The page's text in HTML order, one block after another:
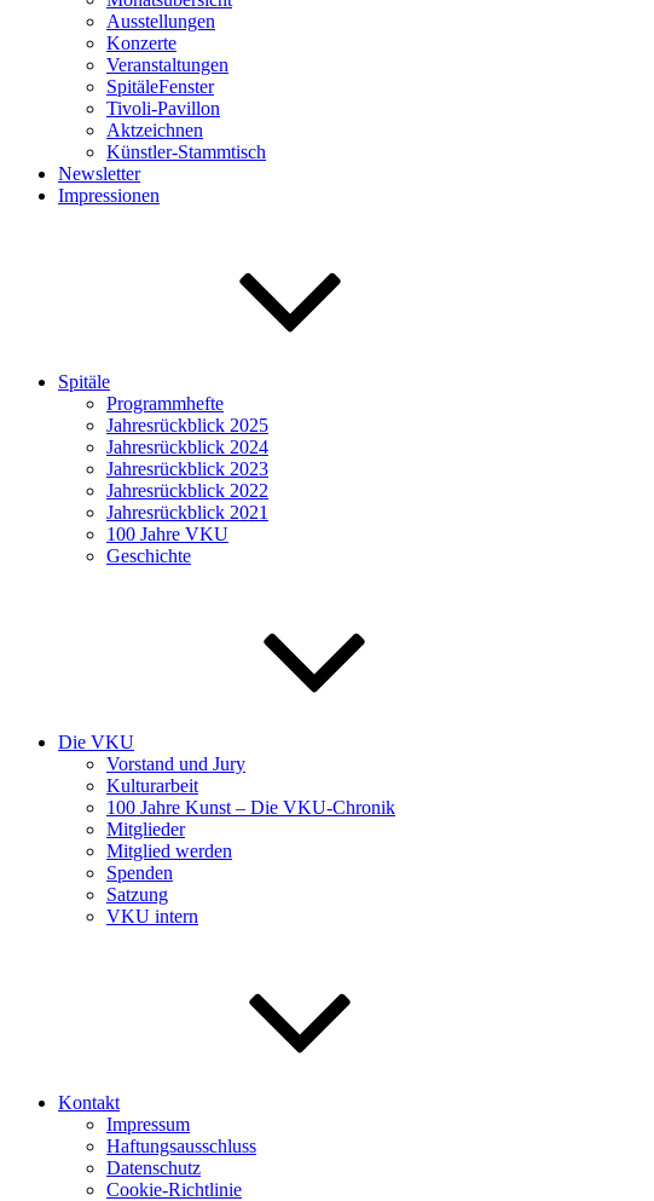
Ausstellungen
Konzerte
Veranstaltungen
SpitäleFenster
Tivoli-Pavillon
Aktzeichnen
Künstler-Stammtisch
Newsletter
Impressionen
Spitäle
Programmhefte
Jahresrückblick 2025
Jahresrückblick 2024
Jahresrückblick 2023
Jahresrückblick 2022
Jahresrückblick 2021
100 Jahre VKU
Geschichte
Die VKU
Vorstand und Jury
Kulturarbeit
100 Jahre Kunst – Die VKU-Chronik
Mitglieder
Mitglied werden
Spenden
Satzung
VKU intern
Kontakt
Impressum
Haftungsausschluss
Datenschutz
Cookie-Richtlinie